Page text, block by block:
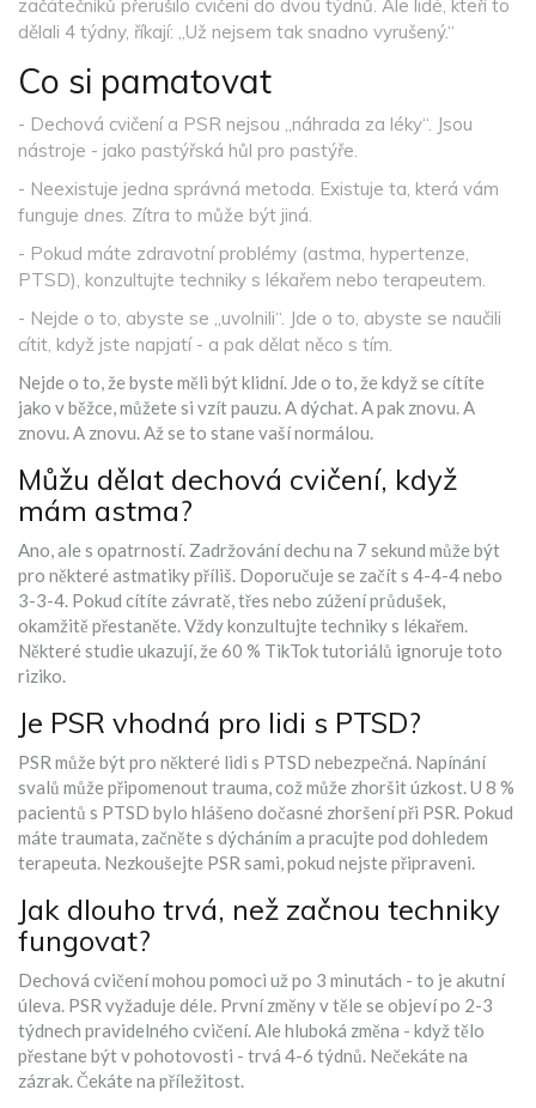
začátečníků přerušilo cvičení do dvou týdnů. Ale lidé, kteří to
dělali 4 týdny, říkají: „Už nejsem tak snadno vyrušený.“
Co si pamatovat
- Dechová cvičení a PSR nejsou „náhrada za léky“. Jsou
nástroje - jako pastýřská hůl pro pastýře.
- Neexistuje jedna správná metoda. Existuje ta, která vám
funguje dnes. Zítra to může být jiná.
- Pokud máte zdravotní problémy (astma, hypertenze,
PTSD), konzultujte techniky s lékařem nebo terapeutem.
- Nejde o to, abyste se „uvolnili“. Jde o to, abyste se naučili
cítit, když jste napjatí - a pak dělat něco s tím.
Nejde o to, že byste měli být klidní. Jde o to, že když se cítíte
jako v běžce, můžete si vzít pauzu. A dýchat. A pak znovu. A
znovu. A znovu. Až se to stane vaší normálou.
Můžu dělat dechová cvičení, když
mám astma?
Ano, ale s opatrností. Zadržování dechu na 7 sekund může být
pro některé astmatiky příliš. Doporučuje se začít s 4-4-4 nebo
3-3-4. Pokud cítíte závratě, třes nebo zúžení průdušek,
okamžitě přestaněte. Vždy konzultujte techniky s lékařem.
Některé studie ukazují, že 60 % TikTok tutoriálů ignoruje toto
riziko.
Je PSR vhodná pro lidi s PTSD?
PSR může být pro některé lidi s PTSD nebezpečná. Napínání
svalů může připomenout trauma, což může zhoršit úzkost. U 8 %
pacientů s PTSD bylo hlášeno dočasné zhoršení při PSR. Pokud
máte traumata, začněte s dýcháním a pracujte pod dohledem
terapeuta. Nezkoušejte PSR sami, pokud nejste připraveni.
Jak dlouho trvá, než začnou techniky
fungovat?
Dechová cvičení mohou pomoci už po 3 minutách - to je akutní
úleva. PSR vyžaduje déle. První změny v těle se objeví po 2-3
týdnech pravidelného cvičení. Ale hluboká změna - když tělo
přestane být v pohotovosti - trvá 4-6 týdnů. Nečekáte na
zázrak. Čekáte na příležitost.